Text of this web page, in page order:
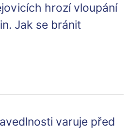
hrozí vloupání
Jak se bránit
varuje před